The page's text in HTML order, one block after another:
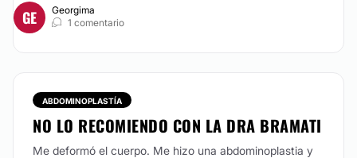
GE
Georgima
1 comentario
ABDOMINOPLASTÍA
NO LO RECOMIENDO CON LA DRA BRAMATI
Me deformó el cuerpo. Me hizo una abdominoplastia y